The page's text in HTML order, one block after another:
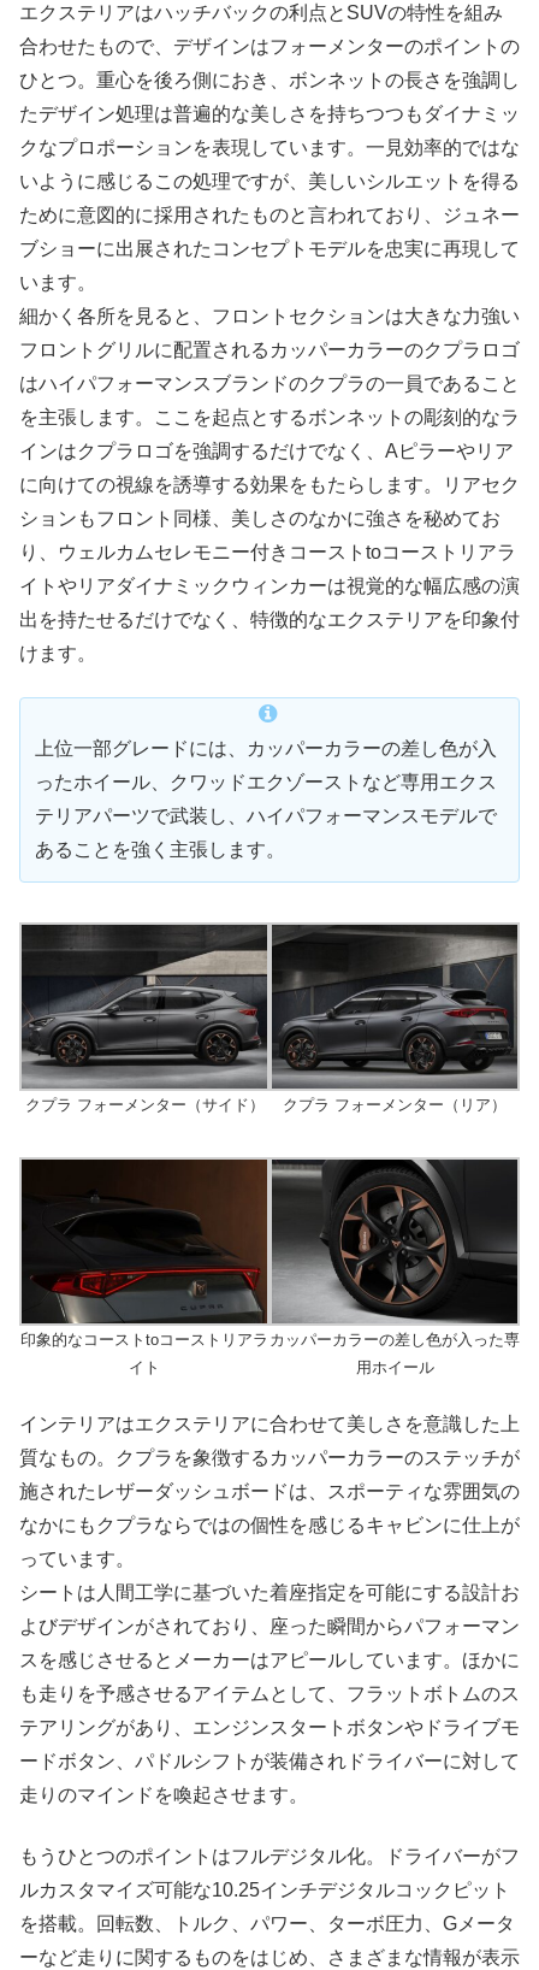
エクステリアはハッチバックの利点とSUVの特性を組み
合わせたもので、デザインはフォーメンターのポイントの
ひとつ。重心を後ろ側におき、ボンネットの長さを強調し
たデザイン処理は普遍的な美しさを持ちつつもダイナミッ
クなプロポーションを表現しています。一見効率的ではな
いように感じるこの処理ですが、美しいシルエットを得る
ために意図的に採用されたものと言われており、ジュネー
ブショーに出展されたコンセプトモデルを忠実に再現して
います。
細かく各所を見ると、フロントセクションは大きな力強い
フロントグリルに配置されるカッパーカラーのクプラロゴ
はハイパフォーマンスブランドのクプラの一員であること
を主張します。ここを起点とするボンネットの彫刻的なラ
インはクプラロゴを強調するだけでなく、Aピラーやリア
に向けての視線を誘導する効果をもたらします。リアセク
ションもフロント同様、美しさのなかに強さを秘めてお
り、ウェルカムセレモニー付きコーストtoコーストリアラ
イトやリアダイナミックウィンカーは視覚的な幅広感の演
出を持たせるだけでなく、特徴的なエクステリアを印象付
けます。
上位一部グレードには、カッパーカラーの差し色が入
ったホイール、クワッドエクゾーストなど専用エクス
テリアパーツで武装し、ハイパフォーマンスモデルで
あることを強く主張します。
クプラ フォーメンター（サイド） クプラ フォーメンター（リア）
印象的なコーストtoコーストリアラ
イト
カッパーカラーの差し色が入った専
用ホイール
インテリアはエクステリアに合わせて美しさを意識した上
質なもの。クプラを象徴するカッパーカラーのステッチが
施されたレザーダッシュボードは、スポーティな雰囲気の
なかにもクプラならではの個性を感じるキャビンに仕上が
っています。
シートは人間工学に基づいた着座指定を可能にする設計お
よびデザインがされており、座った瞬間からパフォーマン
スを感じさせるとメーカーはアピールしています。ほかに
も走りを予感させるアイテムとして、フラットボトムのス
テアリングがあり、エンジンスタートボタンやドライブモ
ードボタン、パドルシフトが装備されドライバーに対して
走りのマインドを喚起させます。
もうひとつのポイントはフルデジタル化。ドライバーがフ
ルカスタマイズ可能な10.25インチデジタルコックピット
を搭載。回転数、トルク、パワー、ターボ圧力、Gメータ
ーなど走りに関するものをはじめ、さまざまな情報が表示